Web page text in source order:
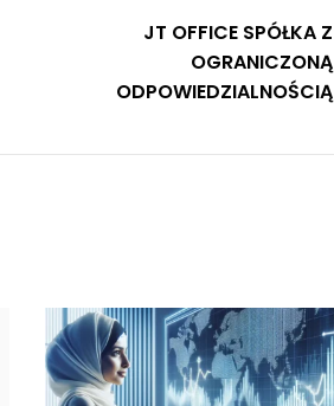
JT OFFICE SPÓŁKA Z
OGRANICZONĄ
ODPOWIEDZIALNOŚCIĄ